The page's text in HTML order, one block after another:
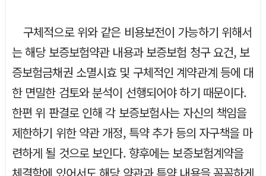
구체적으로 위와 같은 비용보전이 가능하기 위해서
는 해당 보증보험약관 내용과 보증보험 청구 요건, 보
증보험금채권 소멸시효 및 구체적인 계약관계 등에 대
한 면밀한 검토와 분석이 선행되어야 하기 때문이다.
한편 위 판결로 인해 각 보증보험사는 자신의 책임을
제한하기 위한 약관 개정, 특약 추가 등의 자구책을 마
련하게 될 것으로 보인다. 향후에는 보증보험계약을